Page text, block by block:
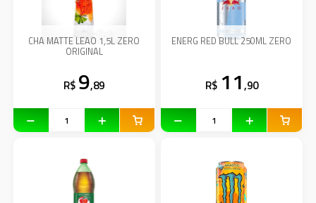
CHA MATTE LEAO 1,5L ZERO
ORIGINAL
R$ 9,89
ENERG RED BULL 250ML ZERO
R$ 11,90